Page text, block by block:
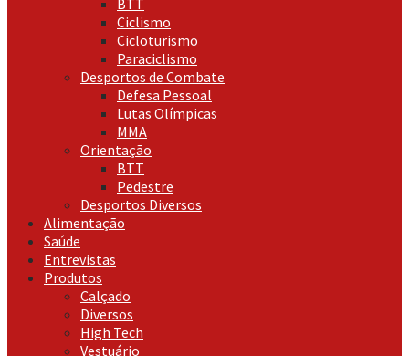
BTT
Ciclismo
Cicloturismo
Paraciclismo
Desportos de Combate
Defesa Pessoal
Lutas Olímpicas
MMA
Orientação
BTT
Pedestre
Desportos Diversos
Alimentação
Saúde
Entrevistas
Produtos
Calçado
Diversos
High Tech
Vestuário